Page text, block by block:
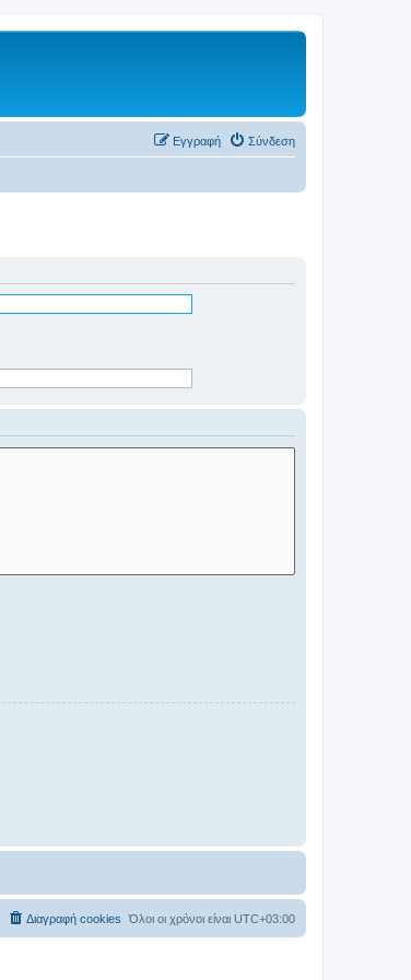
Σύνδεση
Εγγραφή
Όλοι οι χρόνοι είναι UTC+03:00
Διαγραφή cookies